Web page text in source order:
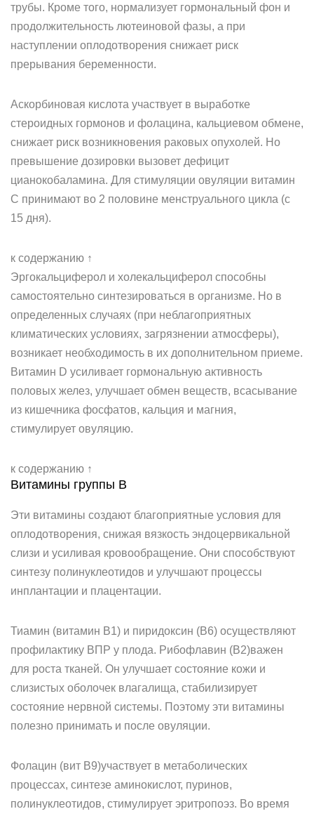
трубы. Кроме того, нормализует гормональный фон и
продолжительность лютеиновой фазы, а при
наступлении оплодотворения снижает риск
прерывания беременности.
Аскорбиновая кислота участвует в выработке
стероидных гормонов и фолацина, кальциевом обмене,
снижает риск возникновения раковых опухолей. Но
превышение дозировки вызовет дефицит
цианокобаламина. Для стимуляции овуляции витамин
С принимают во 2 половине менструального цикла (с
15 дня).
к содержанию ↑
Эргокальциферол и холекальциферол способны
самостоятельно синтезироваться в организме. Но в
определенных случаях (при неблагоприятных
климатических условиях, загрязнении атмосферы),
возникает необходимость в их дополнительном приеме.
Витамин D усиливает гормональную активность
половых желез, улучшает обмен веществ, всасывание
из кишечника фосфатов, кальция и магния,
стимулирует овуляцию.
к содержанию ↑
Витамины группы В
Эти витамины создают благоприятные условия для
оплодотворения, снижая вязкость эндоцервикальной
слизи и усиливая кровообращение. Они способствуют
синтезу полинуклеотидов и улучшают процессы
инплантации и плацентации.
Тиамин (витамин В1) и пиридоксин (В6) осуществляют
профилактику ВПР у плода. Рибофлавин (В2)важен
для роста тканей. Он улучшает состояние кожи и
слизистых оболочек влагалища, стабилизирует
состояние нервной системы. Поэтому эти витамины
полезно принимать и после овуляции.
Фолацин (вит В9)участвует в метаболических
процессах, синтезе аминокислот, пуринов,
полинуклеотидов, стимулирует эритропоэз. Во время